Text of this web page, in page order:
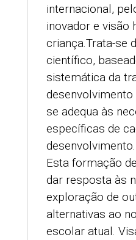
internacional,
inovador e visão
criança.Trata-se
científico,
sistemática da
desenvolvimento
se adequa às
específicas de
desenvolvimento.
Esta formação
dar resposta às
exploração de
alternativas ao
escolar atual.